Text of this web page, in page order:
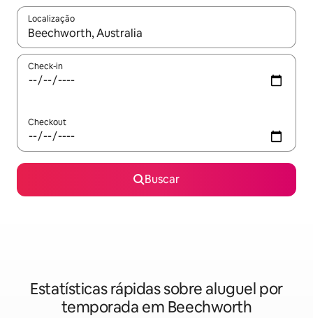
Localização
Quando os resultados estiverem disponíveis, explore-os
Check-in
Checkout
Buscar
Estatísticas rápidas sobre aluguel por
temporada em Beechworth